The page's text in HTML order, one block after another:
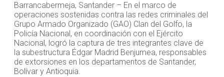
Barrancabermeja, Santander – En el marco de
operaciones sostenidas contra las redes criminales del
Grupo Armado Organizado (GAO) Clan del Golfo, la
Policía Nacional, en coordinación con el Ejército
Nacional, logró la captura de tres integrantes clave de
la subestructura Édgar Madrid Benjumea, responsables
de extorsiones en los departamentos de Santander,
Bolívar y Antioquia.